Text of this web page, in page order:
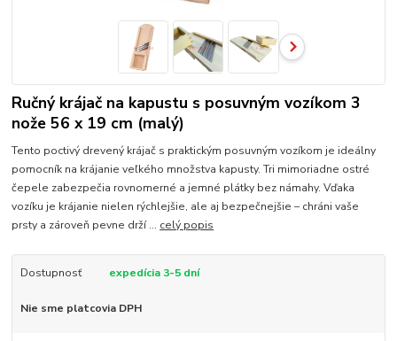
Ručný krájač na kapustu s posuvným vozíkom 3
nože 56 x 19 cm (malý)
Tento poctivý drevený krájač s praktickým posuvným vozíkom je ideálny
pomocník na krájanie veľkého množstva kapusty. Tri mimoriadne ostré
čepele zabezpečia rovnomerné a jemné plátky bez námahy. Vďaka
vozíku je krájanie nielen rýchlejšie, ale aj bezpečnejšie – chráni vaše
prsty a zároveň pevne drží ... celý popis
Dostupnosť expedícia 3-5 dní
Nie sme platcovia DPH